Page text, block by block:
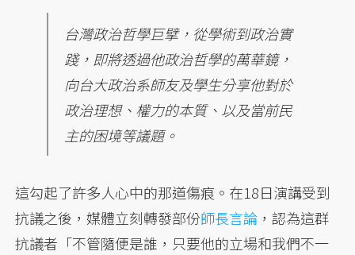
台灣政治哲學巨擘，從學術到政治實
踐，即將透過他政治哲學的萬華鏡，
向台大政治系師友及學生分享他對於
政治理想、權力的本質、以及當前民
主的困境等議題。
這勾起了許多人心中的那道傷痕。在18日演講受到
抗議之後，媒體立刻轉發部份師長言論 ，認為這群
抗議者「不管隨便是誰，只要他的立場和我們不一